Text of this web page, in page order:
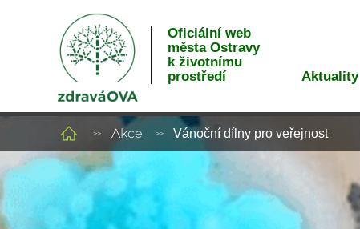
Oficiální web
města Ostravy
k životnímu
prostředí
Aktuality
Akce Vánoční dílny pro veřejnost